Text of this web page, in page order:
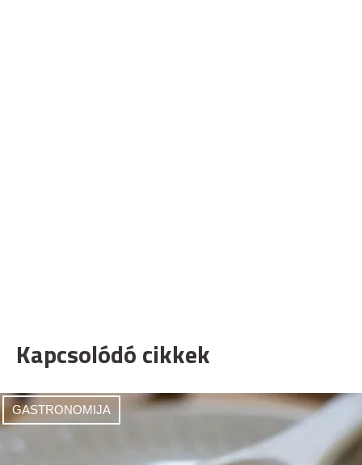
Kapcsolódó cikkek
GASTRONOMIJA